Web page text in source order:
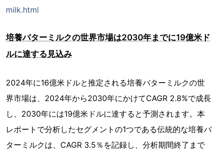
milk.html
培養バターミルクの世界市場は2030年までに19億米ド
ルに達する見込み
2024年に16億米ドルと推定される培養バターミルクの世
界市場は、2024年から2030年にかけてCAGR 2.8%で成長
し、2030年には19億米ドルに達すると予測されます。本
レポートで分析したセグメントの1つである伝統的な培養バ
ターミルクは、CAGR 3.5％を記録し、分析期間終了まで